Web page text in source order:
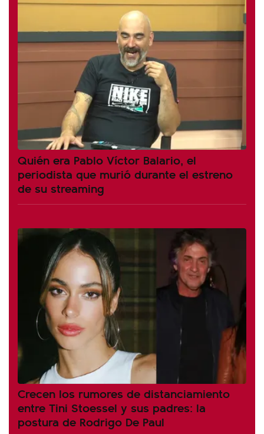
Quién era Pablo Víctor Balario, el
periodista que murió durante el estreno
de su streaming
Crecen los rumores de distanciamiento
entre Tini Stoessel y sus padres: la
postura de Rodrigo De Paul